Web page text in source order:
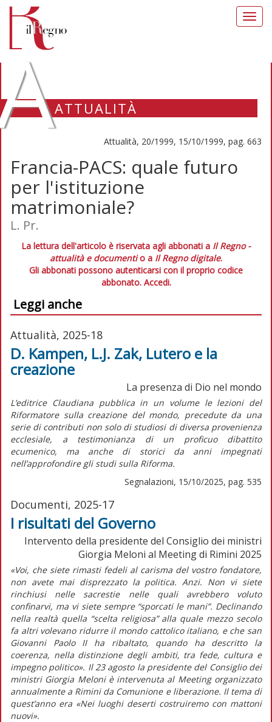
ATTUALITÀ
Attualità, 20/1999, 15/10/1999, pag. 663
Francia-PACS: quale futuro
per l'istituzione
matrimoniale?
L. Pr.
La lettura dell'articolo è riservata agli abbonati a Il Regno -
attualità e documentio a Il Regno digitale.
Gli abbonati possono autenticarsi con il proprio codice
abbonato. Accedi.
Leggi anche
Attualità, 2025-18
D. Kampen, L.J. Zak, Lutero e la
creazione
La presenza di Dio nel mondo
L’editrice Claudiana pubblica in un volume le lezioni del
Riformatore sulla creazione del mondo, precedute da una
serie di contributi non solo di studiosi di diversa provenienza
ecclesiale, a testimonianza di un proficuo dibattito
ecumenico, ma anche di storici da anni impegnati
nell’approfondire gli studi sulla Riforma.
Segnalazioni, 15/10/2025, pag. 535
Documenti, 2025-17
I risultati del Governo
Intervento della presidente del Consiglio dei ministri
Giorgia Meloni al Meeting di Rimini 2025
«Voi, che siete rimasti fedeli al carisma del vostro fondatore,
non avete mai disprezzato la politica. Anzi. Non vi siete
rinchiusi nelle sacrestie nelle quali avrebbero voluto
confinarvi, ma vi siete sempre “sporcati le mani”. Declinando
nella realtà quella “scelta religiosa” alla quale mezzo secolo
fa altri volevano ridurre il mondo cattolico italiano, e che san
Giovanni Paolo II ha ribaltato, quando ha descritto la
coerenza, nella distinzione degli ambiti, tra fede, cultura e
impegno politico». Il 23 agosto la presidente del Consiglio dei
ministri Giorgia Meloni è intervenuta al Meeting organizzato
annualmente a Rimini da Comunione e liberazione. Il tema di
quest’anno era «Nei luoghi deserti costruiremo con mattoni
nuovi».